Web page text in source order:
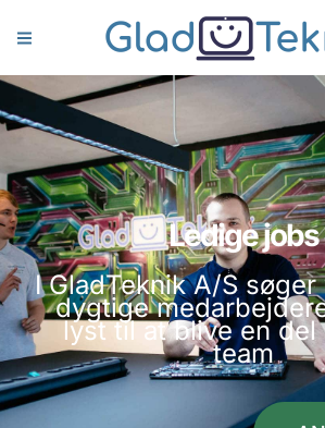
Ledige jobs
I GladTeknik A/S
dygtige
lyst til at blive en del
team